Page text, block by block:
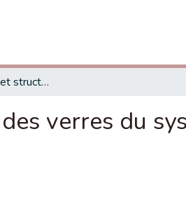
Etudes électrique et structurale des verres du système B2O3-Na2O et dérivés
verres du